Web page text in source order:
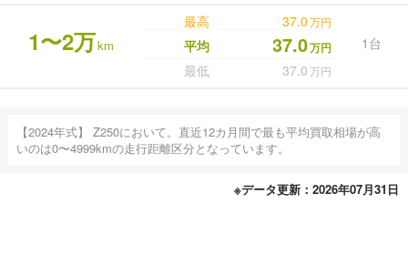
1〜2万km
最高 37.0万円
1台
平均 37.0万円
最低 37.0万円
【2024年式】 Z250において。直近12カ月間で最も平均買取相場が高
いのは0〜4999kmの走行距離区分となっています。
※データ更新：2026年07月31日